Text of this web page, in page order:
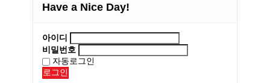
Have a Nice Day!
아이디
비밀번호
자동로그인
로그인